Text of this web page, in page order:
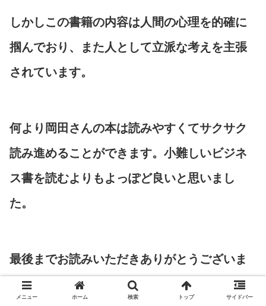
しかしこの書籍の内容は人間の心理を的確に
掴んでおり、また人として立派な考えを主張
されています。
何より岡田さんの本は読みやすくてサクサク
読み進めることができます。小難しいビジネ
ス書を読むよりもよっぽど良いと思いまし
た。
最後までお読みいただきありがとうございま
す。
メニュー ホーム 検索 トップ サイドバー